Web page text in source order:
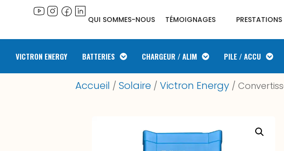
QUI SOMMES-NOUS TÉMOIGNAGES PRESTATIONS
VICTRON ENERGY BATTERIES CHARGEUR / ALIM PILE / ACCU
Accueil / Solaire/ Victron Energy/